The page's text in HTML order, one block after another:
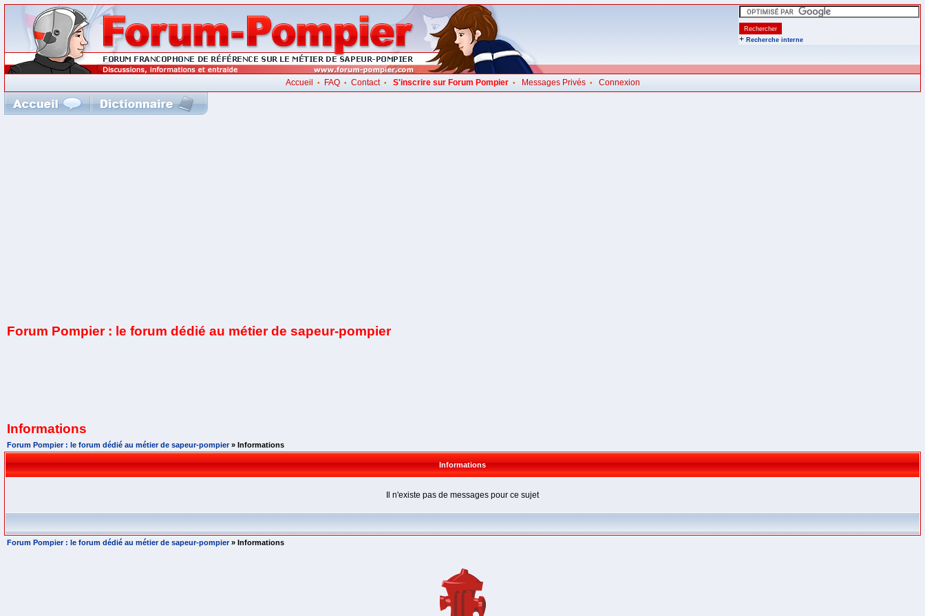
+ Recherche interne
Accueil • FAQ• Contact• S'inscrire sur Forum Pompier• Messages Privés• Connexion
Forum Pompier : le forum dédié au métier de sapeur-pompier
Informations
Forum Pompier : le forum dédié au métier de sapeur-pompier» Informations
Informations
Il n'existe pas de messages pour ce sujet
Forum Pompier : le forum dédié au métier de sapeur-pompier» Informations